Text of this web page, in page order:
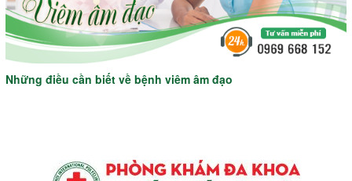
Những điều cần biết về bệnh viêm âm đạo